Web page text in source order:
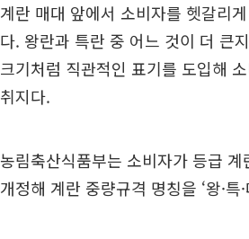
계란 매대 앞에서 소비자를 헷갈리게
다. 왕란과 특란 중 어느 것이 더 큰
크기처럼 직관적인 표기를 도입해
취지다.
농림축산식품부는 소비자가 등급
개정해 계란 중량규격 명칭을 ‘왕·특·